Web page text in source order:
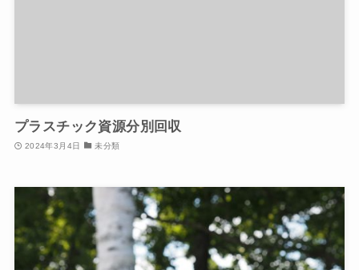
プラスチック資源分別回収
2024年3月4日 未分類